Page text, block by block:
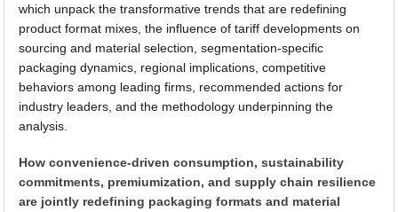
which unpack the transformative trends that are redefining
product format mixes, the influence of tariff developments on
sourcing and material selection, segmentation-specific
packaging dynamics, regional implications, competitive
behaviors among leading firms, recommended actions for
industry leaders, and the methodology underpinning the
analysis.
How convenience-driven consumption, sustainability
commitments, premiumization, and supply chain resilience
are jointly redefining packaging formats and material